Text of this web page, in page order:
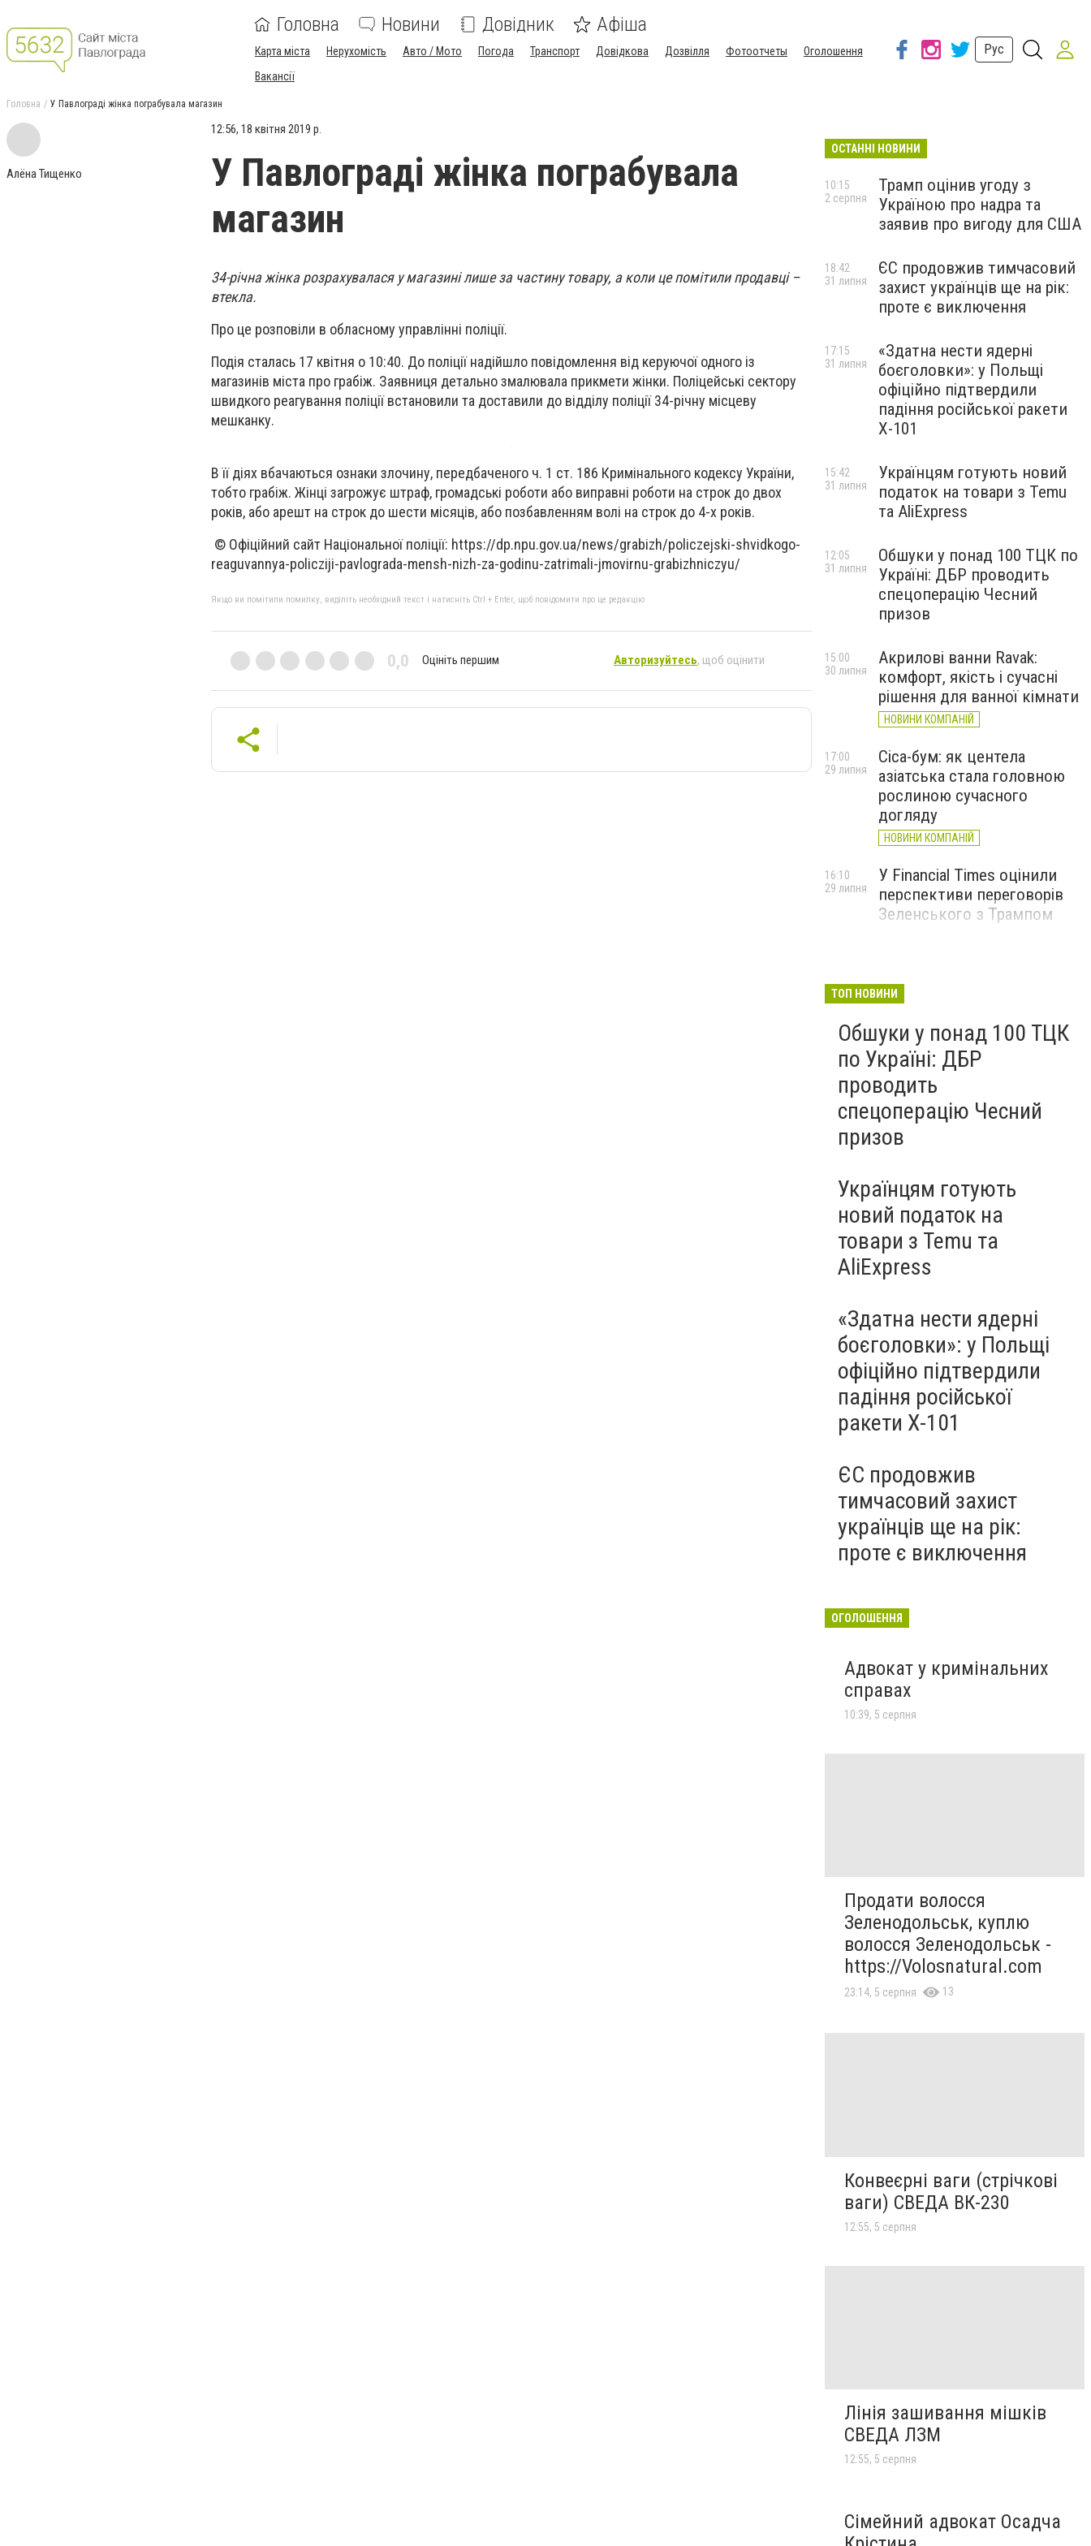
Головна Новини Довідник Афіша
Карта міста Нерухомість Авто / Мото Погода Транспорт Довідкова Дозвілля Фотоотчеты
Оголошення
Вакансії
Рус
Головна У Павлограді жінка пограбувала магазин
Алёна Тищенко
12:56, 18 квітня 2019 р.
У Павлограді жінка пограбувала
магазин
34-річна жінка розрахувалася у магазині лише за частину товару, а коли це помітили продавці –
втекла.
Про це розповіли в обласному управлінні поліції.
Подія сталась 17 квітня о 10:40. До поліції надійшло повідомлення від керуючої одного із
магазинів міста про грабіж. Заявниця детально змалювала прикмети жінки. Поліцейські сектору
швидкого реагування поліції встановили та доставили до відділу поліції 34-річну місцеву
мешканку.
В її діях вбачаються ознаки злочину, передбаченого ч. 1 ст. 186 Кримінального кодексу України,
тобто грабіж. Жінці загрожує штраф, громадські роботи або виправні роботи на строк до двох
років, або арешт на строк до шести місяців, або позбавленням волі на строк до 4-х років.
© Офіційний сайт Національної поліції: https://dp.npu.gov.ua/news/grabizh/policzejski-shvidkogo-
reaguvannya-policziji-pavlograda-mensh-nizh-za-godinu-zatrimali-jmovirnu-grabizhniczyu/
Якщо ви помітили помилку, виділіть необхідний текст і натисніть Ctrl + Enter, щоб повідомити про це редакцію
0,0 Оцініть першим Авторизуйтесь, щоб оцінити
ОСТАННІ НОВИНИ
Трамп оцінив угоду з
Україною про надра та
заявив про вигоду для США
10:15
2 серпня
ЄС продовжив тимчасовий
захист українців ще на рік:
проте є виключення
18:42
31 липня
«Здатна нести ядерні
боєголовки»: у Польщі
офіційно підтвердили
падіння російської ракети
Х-101
17:15
31 липня
Українцям готують новий
податок на товари з Temu
та AliExpress
15:42
31 липня
Обшуки у понад 100 ТЦК по
Україні: ДБР проводить
спецоперацію Чесний
призов
12:05
31 липня
Акрилові ванни Ravak:
комфорт, якість і сучасні
рішення для ванної кімнати
НОВИНИ КОМПАНІЙ
15:00
30 липня
Cica-бум: як центела
азіатська стала головною
рослиною сучасного
догляду
НОВИНИ КОМПАНІЙ
17:00
29 липня
У Financial Times оцінили
перспективи переговорів
Зеленського з Трампом
16:10
29 липня
ТОП НОВИНИ
Обшуки у понад 100 ТЦК
по Україні: ДБР
проводить
спецоперацію Чесний
призов
Українцям готують
новий податок на
товари з Temu та
AliExpress
«Здатна нести ядерні
боєголовки»: у Польщі
офіційно підтвердили
падіння російської
ракети Х-101
ЄС продовжив
тимчасовий захист
українців ще на рік:
проте є виключення
ОГОЛОШЕННЯ
Адвокат у кримінальних
справах
10:39, 5 серпня
Продати волосся
Зеленодольськ, куплю
волосся Зеленодольськ -
https://Volosnatural.com
23:14, 5 серпня 13
Конвеєрні ваги (стрічкові
ваги) СВЕДА ВК-230
12:55, 5 серпня
Лінія зашивання мішків
СВЕДА ЛЗМ
12:55, 5 серпня
Сімейний адвокат Осадча